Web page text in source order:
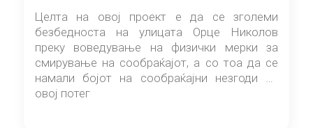
Целта на овој проект е да се зголеми
безбедноста на улицата Орце Николов
преку воведување на физички мерки за
смирување на сообраќајот, а со тоа да се
намали бојот на сообраќајни незгоди на
овој потег